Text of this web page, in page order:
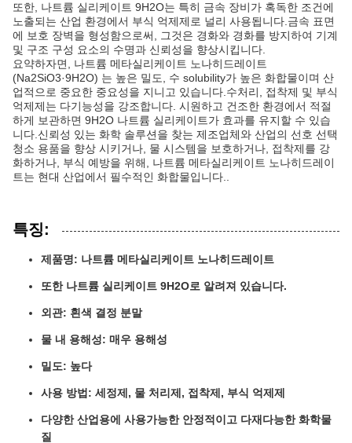
또한, 나트륨 실리케이트 9H2O는 특히 금속 장비가 혹독한 조건에
노출되는 산업 환경에서 부식 억제제로 널리 사용됩니다.금속 표면
에 보호 장벽을 형성함으로써, 그것은 경화와 경화를 방지하여 기계
및 구조 구성 요소의 수명과 신뢰성을 향상시킵니다.
요약하자면, 나트륨 메타실리케이트 노나히드레이트
(Na2SiO3·9H2O) 는 높은 밀도, 수 solubility가 높은 화합물이며 산
업적으로 중요한 중요성을 지니고 있습니다.수처리, 접착제 및 부식
억제제는 다기능성을 강조합니다. 시원하고 건조한 환경에서 적절
하게 보관하면 9H2O 나트륨 실리케이트가 효과를 유지할 수 있습
니다.신뢰성 있는 화학 솔루션을 찾는 제조업체와 산업의 선호 선택
청소 용품을 향상 시키거나, 물 시스템을 보호하거나, 접착제를 강
화하거나, 부식 예방을 위해, 나트륨 메타실리케이트 노나히드레이
트는 현대 산업에서 필수적인 화합물입니다..
특징:
제품명: 나트륨 메타실리케이트 노나히드레이트
또한 나트륨 실리케이트 9H2O로 알려져 있습니다.
외관: 흰색 결정 분말
물 내 용해성: 매우 용해성
밀도: 높다
사용 방법: 세정제, 물 처리제, 접착제, 부식 억제제
다양한 산업용에 사용가능한 안정적이고 다재다능한 화학물
질